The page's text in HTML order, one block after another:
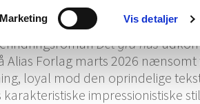
Marketing Vis detaljer
på Alias Forlag
Det grå hus
Alias Forlag marts 2026
loyal mod den oprindelige
impressionistiske